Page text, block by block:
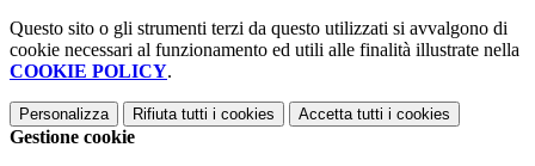
Questo sito o gli strumenti terzi da questo utilizzati si avvalgono di
cookie necessari al funzionamento ed utili alle finalità illustrate nella
COOKIE POLICY.
Personalizza Rifiuta tutti i cookies Accetta tutti i cookies
Gestione cookie